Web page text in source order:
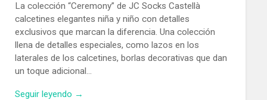
La colección “Ceremony” de JC Socks Castellà
calcetines elegantes niña y niño con detalles
exclusivos que marcan la diferencia. Una colección
llena de detalles especiales, como lazos en los
laterales de los calcetines, borlas decorativas que dan
un toque adicional…
Seguir leyendo →